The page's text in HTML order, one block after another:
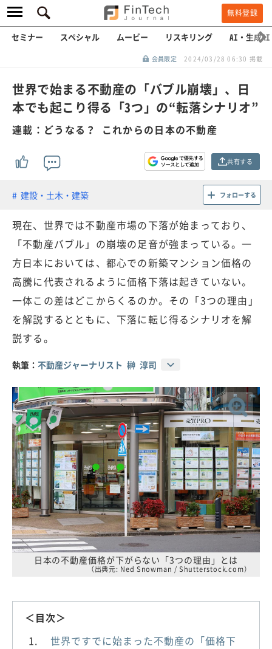
無料登録
セミナー スペシャル ムービー リスキリング AI・生成AI
会員限定 2024/03/28 06:30 掲載
世界で始まる不動産の「バブル崩壊」、日
本でも起こり得る「3つ」の“転落シナリオ”
連載：どうなる？ これからの日本の不動産
共有する
建設・土木・建築 フォローする
現在、世界では不動産市場の下落が始まっており、
「不動産バブル」の崩壊の足音が強まっている。一
方日本においては、都心での新築マンション価格の
高騰に代表されるように価格下落は起きていない。
一体この差はどこからくるのか。その「3つの理由」
を解説するとともに、下落に転じ得るシナリオを解
説する。
執筆： 不動産ジャーナリスト 榊 淳司
日本の不動産価格が下がらない「3つの理由」とは
（出典元: Ned Snowman / Shutterstock.com）
＜目次＞
世界ですでに始まった不動産の「価格下